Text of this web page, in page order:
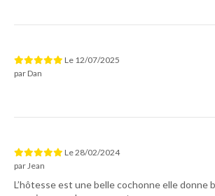
Le 12/07/2025
par Dan
Le28/02/2024
parJean
L’hôtesse est une belle cochonne elle donne